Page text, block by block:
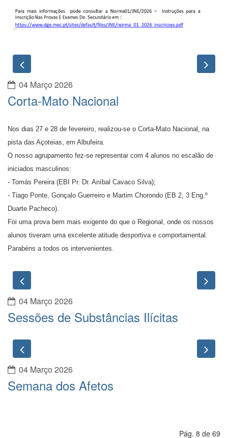
Previous
04 Março 2026
Corta-Mato Nacional
Nos dias 27 e 28 de fevereiro, realizou-se o Corta-Mato Nacional, na
pista das Açoteias, em Albufeira.
O nosso agrupamento fez-se representar com 4 alunos no escalão de
iniciados masculinos:
- Tomás Pereira (EBI Pr. Dr. Aníbal Cavaco Silva);
- Tiago Ponte, Gonçalo Guerreiro e Martim Chorondo (EB 2, 3 Eng.º
Duarte Pacheco).
Foi uma prova bem mais exigente do que o Regional, onde os nossos
alunos tiveram uma excelente atitude desportiva e comportamental.
Parabéns a todos os intervenientes.
Previous
04 Março 2026
Sessões de Substâncias Ilícitas
Previous
04 Março 2026
Semana dos Afetos
Pág. 8 de 69